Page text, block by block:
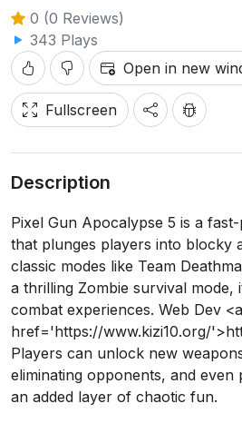
0 (0 Reviews)
343 Plays
Open in new
Fullscreen
Description
Pixel Gun Apocalypse 5 is a
that plunges players into blocky
classic modes like Team
a thrilling Zombie survival mode,
combat experiences. Web Dev <a
href='https://www.kizi10.org/
Players can unlock new
eliminating opponents, and
an added layer of chaotic fun.